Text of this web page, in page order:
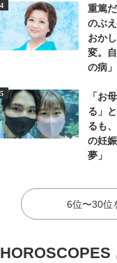
重篤
のぶ
おか
変。
の病
「お
る」
るも
の妊
夢」
6位〜30位
HOROSCOPES